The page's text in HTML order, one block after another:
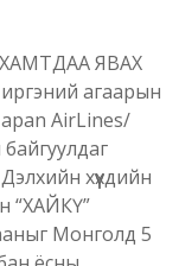
ЯВАХ
агаарын
AirLines/
хүүхдийн
“ХАЙКҮ”
Монголд 5